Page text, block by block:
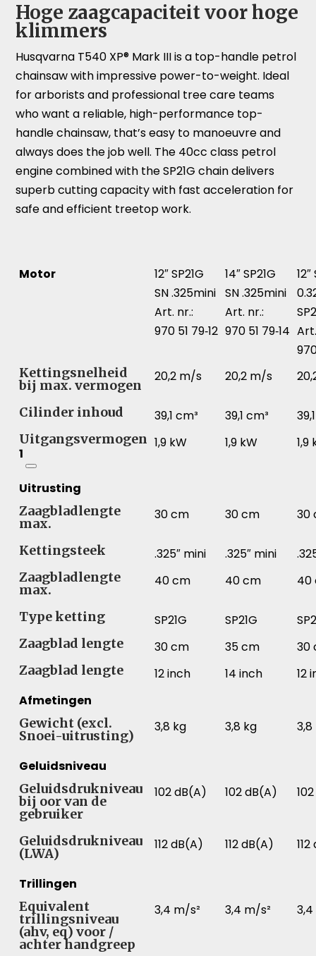
Hoge zaagcapaciteit voor hoge
klimmers
Husqvarna T540 XP® Mark III is a top-handle petrol
chainsaw with impressive power-to-weight. Ideal
for arborists and professional tree care teams
who want a reliable, high-performance top-
handle chainsaw, that’s easy to manoeuvre and
always does the job well. The 40cc class petrol
engine combined with the SP21G chain delivers
superb cutting capacity with fast acceleration for
safe and efficient treetop work.
Motor
12″ SP21G
SN .325mini
Art. nr.:
970 51 79‑12
14″ SP21G
SN .325mini
Art. nr.:
970 51 79‑14
12″
Kettingsnelheid
bij max. vermogen
20,2 m/s 20,2 m/s
Cilinder inhoud 39,1 cm³ 39,1 cm³
Uitgangsvermogen
1
1,9 kW 1,9 kW 1,9
Uitrusting
Zaagbladlengte
max.
30 cm 30 cm 30
Kettingsteek .325″ mini .325″ mini
Zaagbladlengte
max.
40 cm 40 cm 40
Type ketting SP21G SP21G
Zaagblad lengte
30 cm 35 cm
30
Zaagblad lengte
12 inch 14 inch
12
Afmetingen
Gewicht (excl.
Snoei-uitrusting)
3,8 kg 3,8 kg
Geluidsniveau
Geluidsdrukniveau
bij oor van de
gebruiker
102 dB(A) 102 dB(A)
Geluidsdrukniveau
(LWA)
112 dB(A) 112 dB(A)
Trillingen
Equivalent
trillingsniveau
(ahv, eq) voor /
achter handgreep
3,4 m/s² 3,4 m/s²